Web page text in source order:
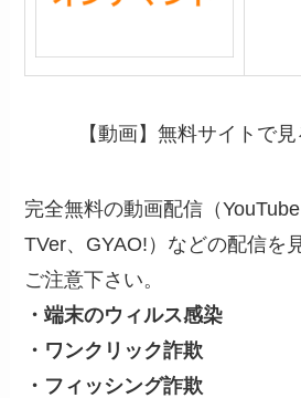
【動画】無料サイトで
完全無料の動画配信 （
TVer、GYAO!） などの配信を
ご注意下さい。
・端末のウィルス感染
・ワンクリック詐欺
・フィッシング詐欺